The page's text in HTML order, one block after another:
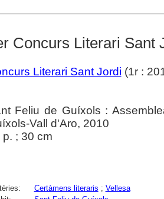
Concurs Literari Sant
Literari Sant Jordi (1r :
Feliu de Guíxols :
Vall d'Aro, 2010
p. ; 30 cm
Certàmens literaris ; Vellesa